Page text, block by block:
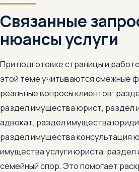
Связанные
нюансы услуги
При подготовке страницы и
этой теме учитываются смежные
реальные вопросы клиентов:
раздел имущества юрист, раздел
адвокат, раздел имущества
раздел имущества консультация
имущества услуги юриста,
семейный спор. Это помогает